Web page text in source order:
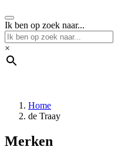
Ik ben op zoek naar...
×
Home
de Traay
Merken